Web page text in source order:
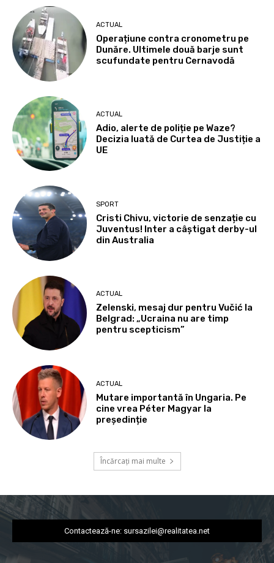
ACTUAL
Operațiune contra cronometru pe
Dunăre. Ultimele două barje sunt
scufundate pentru Cernavodă
ACTUAL
Adio, alerte de poliție pe Waze?
Decizia luată de Curtea de Justiție a
UE
SPORT
Cristi Chivu, victorie de senzație cu
Juventus! Inter a câștigat derby-ul
din Australia
ACTUAL
Zelenski, mesaj dur pentru Vučić la
Belgrad: „Ucraina nu are timp
pentru scepticism”
ACTUAL
Mutare importantă în Ungaria. Pe
cine vrea Péter Magyar la
președinție
Încărcați mai multe
Contactează-ne: sursazilei@realitatea.net